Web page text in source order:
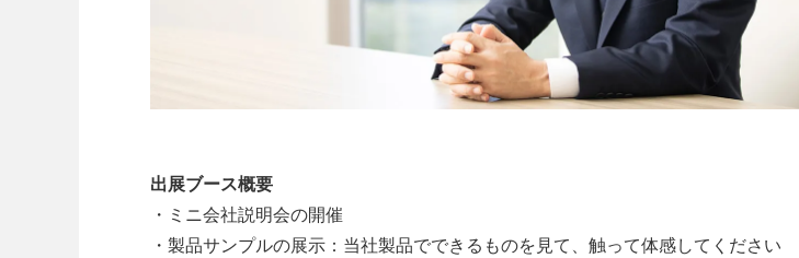
出展ブース概要
・ミニ会社説明会の開催
・製品サンプルの展示：当社製品でできるものを見て、触って体感してください